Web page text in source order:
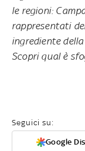
le regioni:
rappresentati
ingrediente
Scopri qual è
Seguici su:
Google